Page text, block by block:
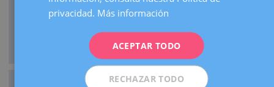
Contamos con una UCI Neonatal de nivel III que atiende
privacidad. Más información
ACEPTAR TODO
RECHAZAR TODO